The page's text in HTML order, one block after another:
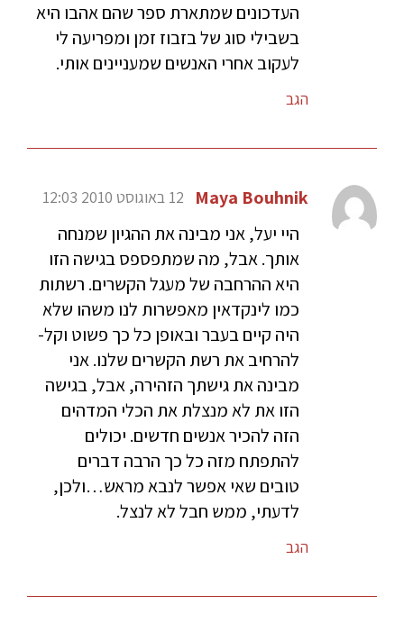
העדכונים שמתארת ספר שהם אהבו היא
בשבילי סוג של בזבוז זמן ומפריעה לי
לעקוב אחרי האנשים שמעניינים אותי.
הגב
Maya Bouhnik 12 באוגוסט 2010 12:03
היי יעל, אני מבינה את ההגיון שמנחה
אותך. אבל, מה שמתפספס בגישה הזו
היא ההרחבה של מעגל הקשרים. רשתות
כמו לינקדאין מאפשרות לנו משהו שלא
היה קיים בעבר ובאופן כל כך פשוט וקל-
להרחיב את רשת הקשרים שלנו. אני
מבינה את גישתך הזהירה, אבל, בגישה
הזו את לא מנצלת את הכלי המדהים
הזה להכיר אנשים חדשים. יכולים
להתפתח מזה כל כך הרבה דברים
טובים שאי אפשר לנבא מראש…ולכן,
לדעתי, ממש חבל לא לנצל.
הגב